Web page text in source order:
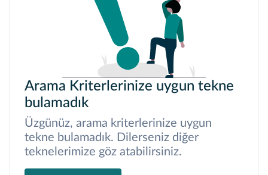
Arama Kriterlerinize uygun tekne
bulamadık
Üzgünüz, arama kriterlerinize uygun
tekne bulamadık. Dilerseniz diğer
teknelerimize göz atabilirsiniz.